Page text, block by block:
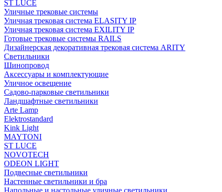
ST LUCE
Уличные трековые системы
Уличная трековая система ELASITY IP
Уличная трековая система EXILITY IP
Готовые трековые системы RAILS
Дизайнерская декоративная трековая система ARITY
Светильники
Шинопровод
Аксессуары и комплектующие
Уличное освещение
Садово-парковые светильники
Ландшафтные светильники
Arte Lamp
Elektrostandard
Kink Light
MAYTONI
ST LUCE
NOVOTECH
ODEON LIGHT
Подвесные светильники
Настенные светильники и бра
Напольные и настольные уличные светильники